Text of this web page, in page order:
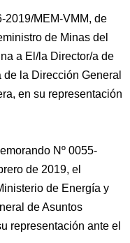
2019/MEM-VMM, de
de Minas del
a El/la Director/a de
la Dirección General
en su representación
Nº 0055-
de 2019, el
de Energía y
de Asuntos
representación ante el